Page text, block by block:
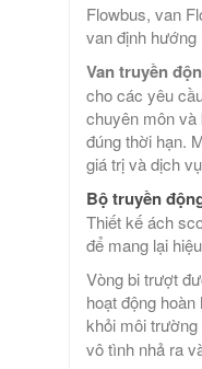
Flowbus, van
van định hướng
Van truyền
cho các yêu
chuyên môn và
đúng thời hạn.
giá trị và dịch
Bộ truyền
Thiết kế ách
để mang lại
Vòng bi trượt
hoạt động
khỏi môi trường
vô tình nhả ra